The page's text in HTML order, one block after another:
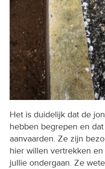
Het is duidelijk dat de
hebben begrepen en
aanvaarden. Ze zijn
hier willen vertrekken
jullie ondergaan. Ze